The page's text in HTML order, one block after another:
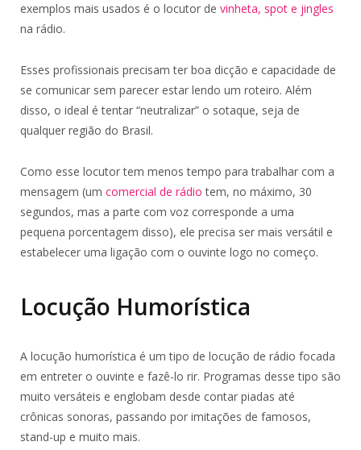
exemplos mais usados é o locutor de vinheta, spot e jingles
na rádio.
Esses profissionais precisam ter boa dicção e capacidade de
se comunicar sem parecer estar lendo um roteiro. Além
disso, o ideal é tentar “neutralizar” o sotaque, seja de
qualquer região do Brasil.
Como esse locutor tem menos tempo para trabalhar com a
mensagem (um comercial de rádio tem, no máximo, 30
segundos, mas a parte com voz corresponde a uma
pequena porcentagem disso), ele precisa ser mais versátil e
estabelecer uma ligação com o ouvinte logo no começo.
Locução Humorística
A locução humorística é um tipo de locução de rádio focada
em entreter o ouvinte e fazê-lo rir. Programas desse tipo são
muito versáteis e englobam desde contar piadas até
crônicas sonoras, passando por imitações de famosos,
stand-up e muito mais.